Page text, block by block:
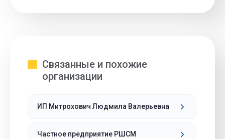
Связанные и похожие
организации
ИП Митрохович Людмила Валерьевна
Частное предприятие РШСМ